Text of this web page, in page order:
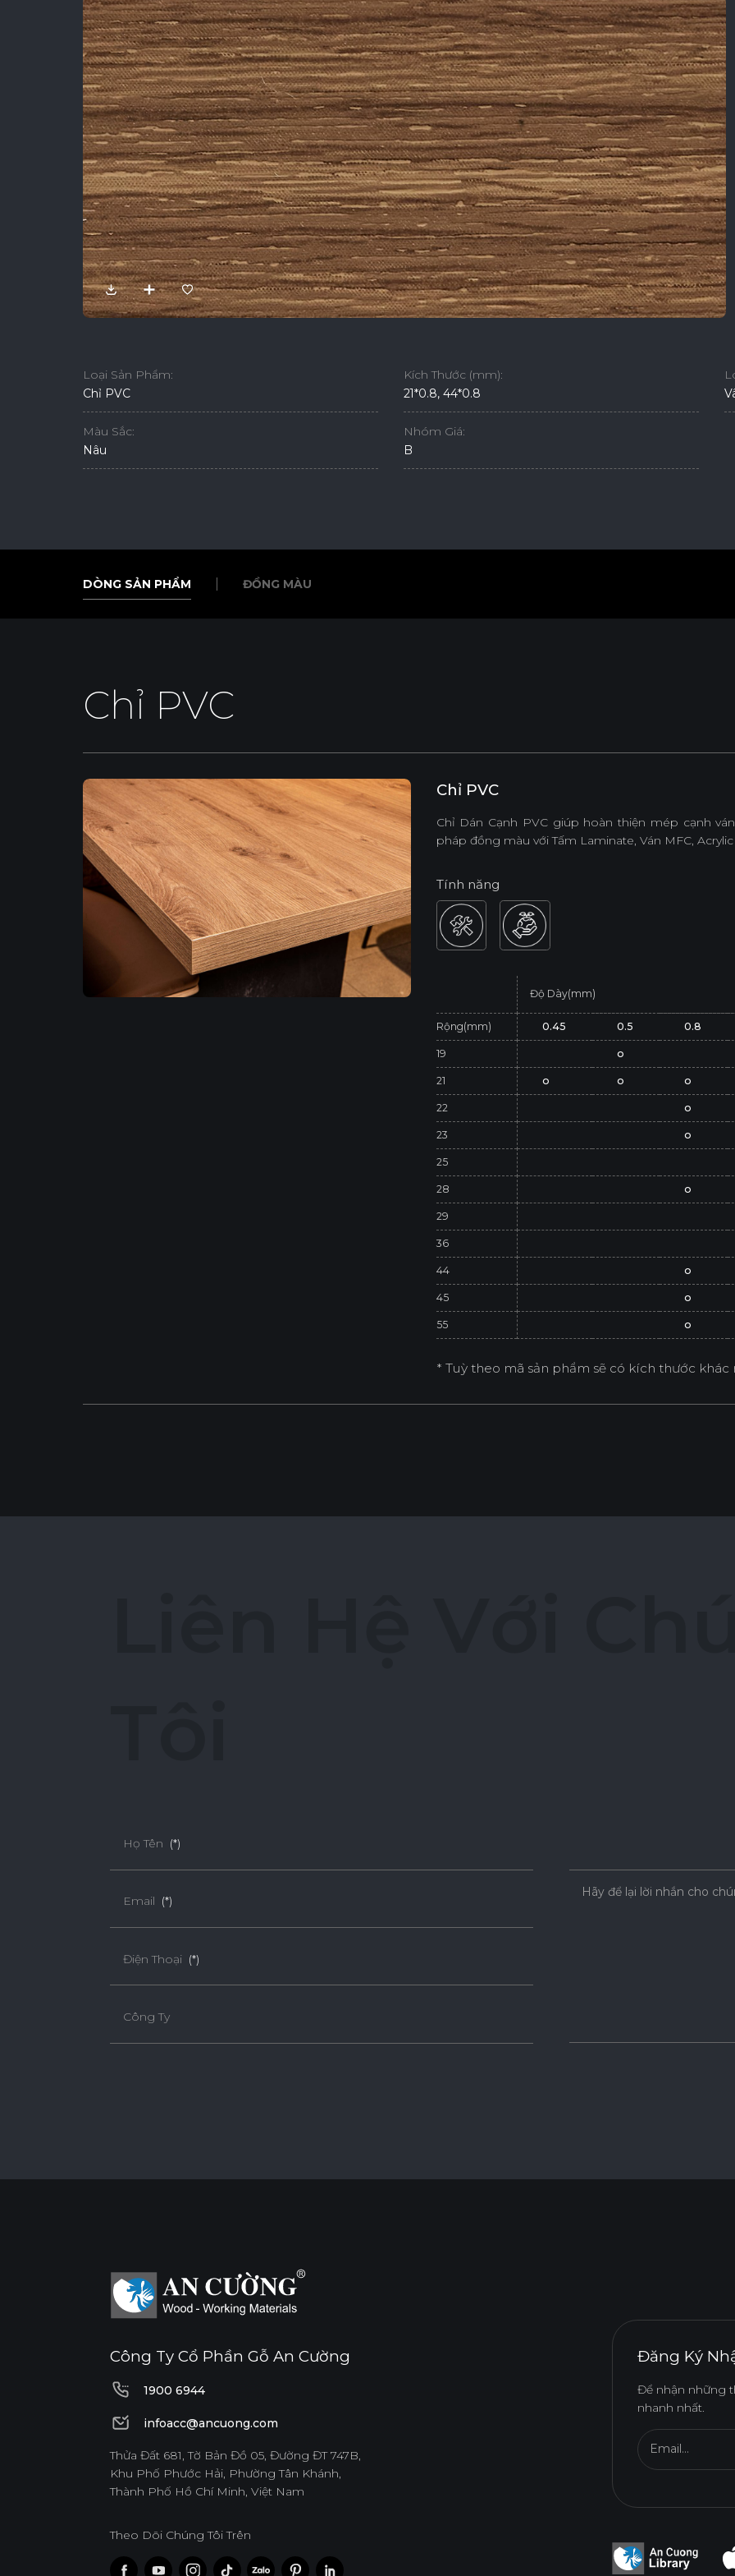
Loại Sản Phẩm:
Chỉ PVC
Kích Thước (mm):
21*0.8, 44*0.8
Màu Sắc:
Nâu
Nhóm Giá:
B
DÒNG SẢN PHẨM ĐỒNG MÀU
Chỉ PVC
Chỉ PVC
Chỉ Dán Cạnh PVC giúp hoàn thiện mép cạnh
pháp đồng màu với Tấm Laminate, Ván MFC,
Tính năng
Độ Dày(mm)
Rộng(mm) 0.45 0.5 0.8
19 o
21 o o o
22 o
23 o
25
28 o
29
36
44 o
45 o
55 o
* Tuỳ theo mã sản phẩm sẽ có kích thước khác
Họ Tên (*)
Email (*)
Điện Thoại (*)
Công Ty
Hãy để lại lời nhắn cho
Công Ty Cổ Phần Gỗ An Cường
1900 6944
1900 6944
infoacc@ancuong.com
infoacc@ancuong.com
Thửa Đất 681, Tờ Bản Đồ 05, Đường ĐT 747B,
Khu Phố Phước Hải, Phường Tân Khánh,
Thành Phố Hồ Chí Minh, Việt Nam
Theo Dõi Chúng Tôi Trên
Đăng Ký
Để nhận những
nhanh nhất.
Email...
Sản Phẩm Dự Án Nội Dung Khác